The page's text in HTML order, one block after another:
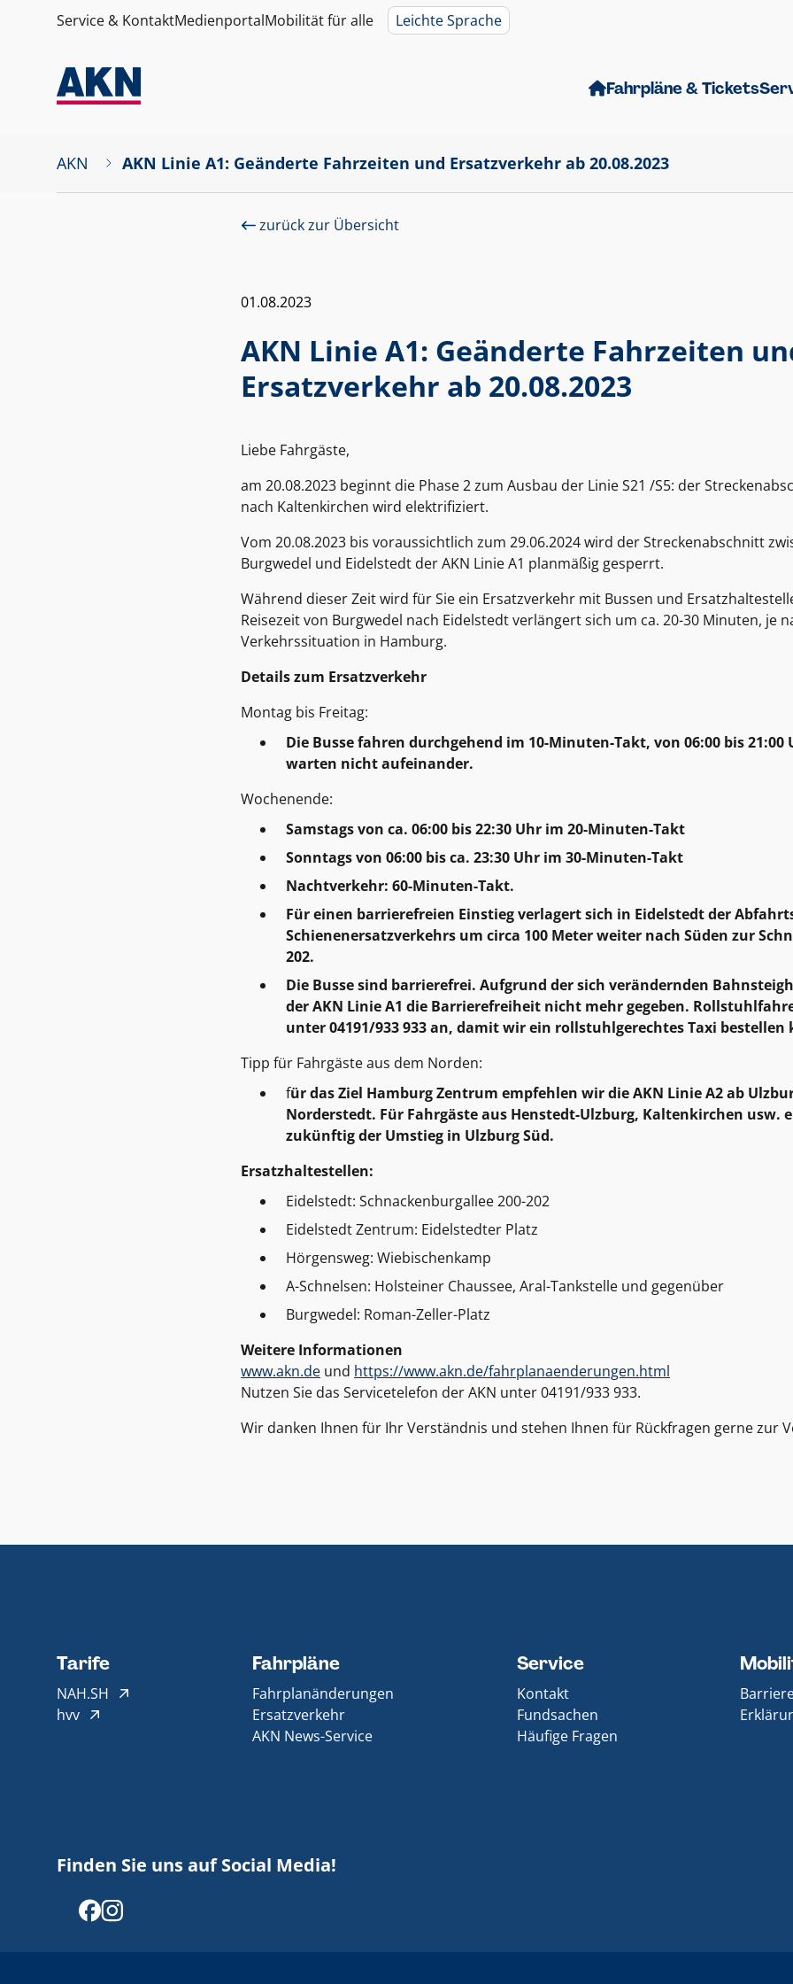
Service & KontaktMedienportalMobilität für alle Leichte Sprache
Fahrpläne & Tickets
AKN AKN Linie A1: Geänderte Fahrzeiten und Ersatzverkehr ab 20.08.2023
zurück zur Übersicht
01.08.2023
AKN Linie A1: Geänderte Fahrzeiten
Ersatzverkehr ab 20.08.2023
Liebe Fahrgäste,
am 20.08.2023 beginnt die Phase 2 zum Ausbau der Linie S21 /S5: der
nach Kaltenkirchen wird elektrifiziert.
Vom 20.08.2023 bis voraussichtlich zum 29.06.2024 wird der Streckenabschnitt
Burgwedel und Eidelstedt der AKN Linie A1 planmäßig gesperrt.
Während dieser Zeit wird für Sie ein Ersatzverkehr mit Bussen und
Reisezeit von Burgwedel nach Eidelstedt verlängert sich um ca. 20-30 Minuten, je
Verkehrssituation in Hamburg.
Details zum Ersatzverkehr
Montag bis Freitag:
Die Busse fahren durchgehend im 10-Minuten-Takt, von 06:00 bis 21:00
warten nicht aufeinander.
Wochenende:
Samstags von ca. 06:00 bis 22:30 Uhr im 20-Minuten-Takt
Sonntags von 06:00 bis ca. 23:30 Uhr im 30-Minuten-Takt
Nachtverkehr: 60-Minuten-Takt.
Für einen barrierefreien Einstieg verlagert sich in Eidelstedt der
Schienenersatzverkehrs um circa 100 Meter weiter nach Süden zur
202.
Die Busse sind barrierefrei. Aufgrund der sich verändernden
der AKN Linie A1 die Barrierefreiheit nicht mehr gegeben.
unter 04191/933 933 an, damit wir ein rollstuhlgerechtes Taxi bestellen
Tipp für Fahrgäste aus dem Norden:
für das Ziel Hamburg Zentrum empfehlen wir die AKN Linie A2 ab
Norderstedt. Für Fahrgäste aus Henstedt-Ulzburg, Kaltenkirchen usw.
zukünftig der Umstieg in Ulzburg Süd.
Ersatzhaltestellen:
Eidelstedt: Schnackenburgallee 200-202
Eidelstedt Zentrum: Eidelstedter Platz
Hörgensweg: Wiebischenkamp
A-Schnelsen: Holsteiner Chaussee, Aral-Tankstelle und gegenüber
Burgwedel: Roman-Zeller-Platz
Weitere Informationen
www.akn.de und https://www.akn.de/fahrplanaenderungen.html
Nutzen Sie das Servicetelefon der AKN unter 04191/933 933.
Wir danken Ihnen für Ihr Verständnis und stehen Ihnen für Rückfragen gerne zur
Tarife
NAH.SH
hvv
Fahrpläne
Fahrplanänderungen
Ersatzverkehr
AKN News-Service
Service
Kontakt
Fundsachen
Häufige Fragen
Finden Sie uns auf Social Media!